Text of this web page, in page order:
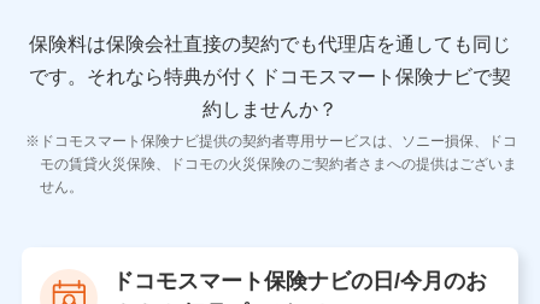
11.マイカー通勤管理クラウド並びに法人向けASPサー
ビスに関してのお問い合わせ情報
各種お問い合わせに対応するため
当社のサービスに関する情報提供や、皆様に有用なお知らせ
をお送りするため
当社の対応品質向上やお問い合わせ内容の正確な把握のため
個人情報保護管理者の職名、連絡先
保険料は保険会社直接の契約でも代理店を通しても同じ
です。 それなら特典が付くドコモスマート保険ナビで契
約しませんか？
ドコモスマート保険ナビ提供の契約者専用サービスは、ソニー損保、ドコ
モの賃貸火災保険、ドコモの火災保険のご契約者さまへの提供はございま
せん。
ドコモスマート保険ナビの日/今月のお